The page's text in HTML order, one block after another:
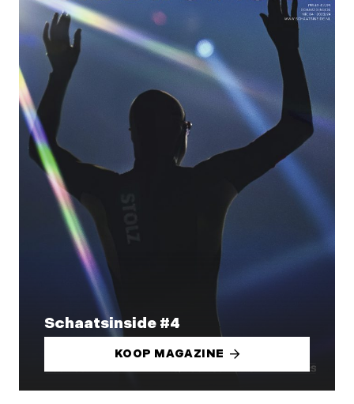
Schaatsinside #4
KOOP MAGAZINE